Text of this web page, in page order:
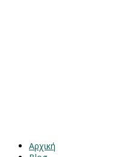
Αρχική